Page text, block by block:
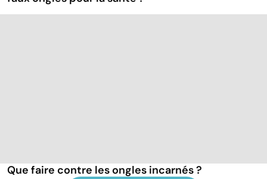
Que faire contre les ongles incarnés ?